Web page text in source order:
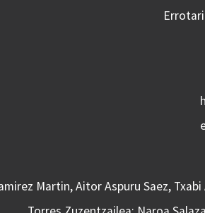
Martin, Aitor Aspuru Saez,